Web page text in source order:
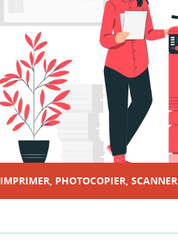
IMPRIMER, PHOTOCOPIER, SCANNER